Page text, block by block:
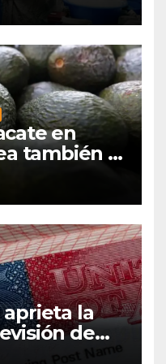
en
también a
aprieta la
de
más visas